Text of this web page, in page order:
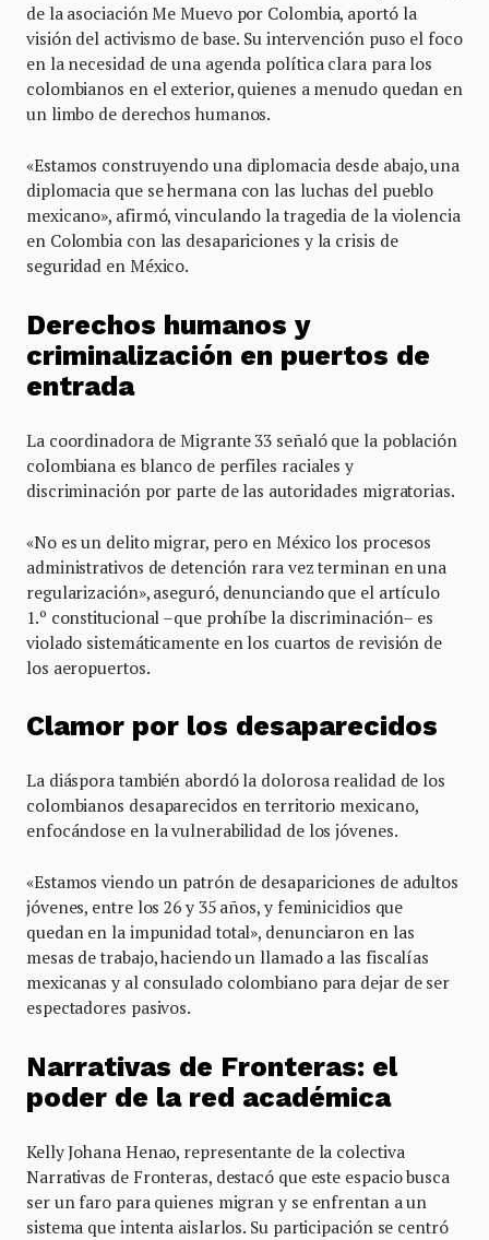
de la asociación Me Muevo por Colombia, aportó la
visión del activismo de base. Su intervención puso el foco
en la necesidad de una agenda política clara para los
colombianos en el exterior, quienes a menudo quedan en
un limbo de derechos humanos.
«Estamos construyendo una diplomacia desde abajo, una
diplomacia que se hermana con las luchas del pueblo
mexicano», afirmó, vinculando la tragedia de la violencia
en Colombia con las desapariciones y la crisis de
seguridad en México.
Derechos humanos y
criminalización en puertos de
entrada
La coordinadora de Migrante 33 señaló que la población
colombiana es blanco de perfiles raciales y
discriminación por parte de las autoridades migratorias.
«No es un delito migrar, pero en México los procesos
administrativos de detención rara vez terminan en una
regularización», aseguró, denunciando que el artículo
1.º constitucional –que prohíbe la discriminación– es
violado sistemáticamente en los cuartos de revisión de
los aeropuertos.
Clamor por los desaparecidos
La diáspora también abordó la dolorosa realidad de los
colombianos desaparecidos en territorio mexicano,
enfocándose en la vulnerabilidad de los jóvenes.
«Estamos viendo un patrón de desapariciones de adultos
jóvenes, entre los 26 y 35 años, y feminicidios que
quedan en la impunidad total», denunciaron en las
mesas de trabajo, haciendo un llamado a las fiscalías
mexicanas y al consulado colombiano para dejar de ser
espectadores pasivos.
Narrativas de Fronteras: el
poder de la red académica
Kelly Johana Henao, representante de la colectiva
Narrativas de Fronteras, destacó que este espacio busca
ser un faro para quienes migran y se enfrentan a un
sistema que intenta aislarlos. Su participación se centró